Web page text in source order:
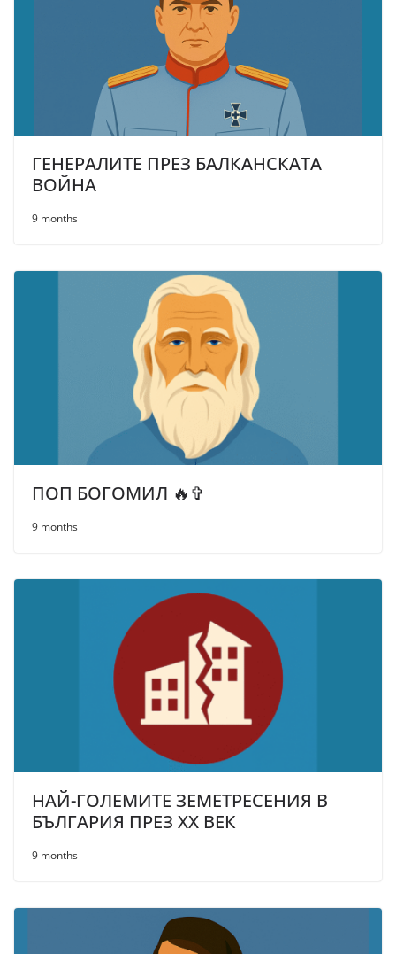
ГЕНЕРАЛИТЕ ПРЕЗ БАЛКАНСКАТА
ВОЙНА
9 months
ПОП БОГОМИЛ 🔥✞
9 months
НАЙ-ГОЛЕМИТЕ ЗЕМЕТРЕСЕНИЯ В
БЪЛГАРИЯ ПРЕЗ XX ВЕК
9 months